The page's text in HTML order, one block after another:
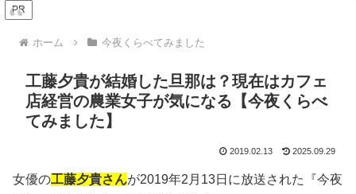
PR
ホーム 今夜くらべてみました
工藤夕貴が結婚した旦那は？現在はカフェ
店経営の農業女子が気になる【今夜くらべ
てみました】
2019.02.13 2025.09.29
女優の工藤夕貴さんが2019年2月13日に放送された『今夜